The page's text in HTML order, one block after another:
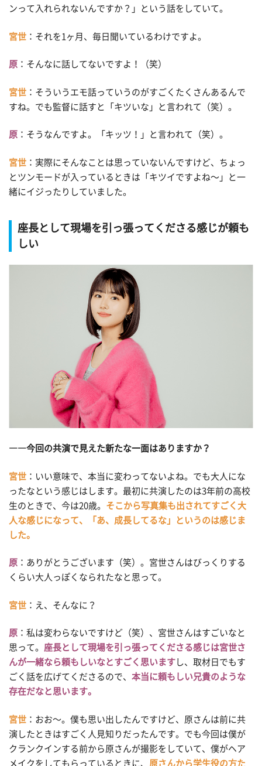
ンって入れられないんですか？」という話をしていて。
宮世 ：それを1ヶ月、毎日聞いているわけですよ。
原 ：そんなに話してないですよ！（笑）
宮世 ：そういうエモ話っていうのがすごくたくさんあるんで
すね。でも監督に話すと「キツいな」と言われて（笑）。
原 ：そうなんですよ。「キッツ！」と言われて（笑）。
宮世 ：実際にそんなことは思っていないんですけど、ちょっ
とツンモードが入っているときは「キツイですよね〜」と一
緒にイジったりしていました。
座長として現場を引っ張ってくださる感じが頼も
しい
――今回の共演で見えた新たな一面はありますか？
宮世 ：いい意味で、本当に変わってないよね。でも大人にな
ったなという感じはします。最初に共演したのは3年前の高校
生のときで、今は20歳。 そこから写真集も出されてすごく大
人な感じになって、「あ、成長してるな」というのは感じま
した。
原 ：ありがとうございます（笑）。宮世さんはびっくりする
くらい大人っぽくなられたなと思って。
宮世 ：え、そんなに？
原 ：私は変わらないですけど（笑）、宮世さんはすごいなと
思って。 座長として現場を引っ張ってくださる感じは宮世さ
んが一緒なら頼もしいなとすごく思います し、取材日でもす
ごく話を広げてくださるので、 本当に頼もしい兄貴のような
存在だなと思います。
宮世 ：おお〜。僕も思い出したんですけど、原さんは前に共
演したときはすごく人見知りだったんです。でも今回は僕が
クランクインする前から原さんが撮影をしていて、僕がヘア
メイクをしてもらっているときに、 原さんから学生役の方た